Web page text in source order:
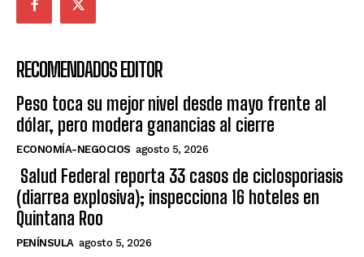
RECOMENDADOS EDITOR
Peso toca su mejor nivel desde mayo frente al
dólar, pero modera ganancias al cierre
ECONOMÍA-NEGOCIOS agosto 5, 2026
Salud Federal reporta 33 casos de ciclosporiasis
(diarrea explosiva); inspecciona 16 hoteles en
Quintana Roo
PENÍNSULA agosto 5, 2026